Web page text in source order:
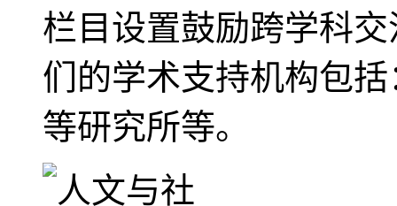
栏目设置鼓励跨学科
们的学术支持机构包
等研究所等。